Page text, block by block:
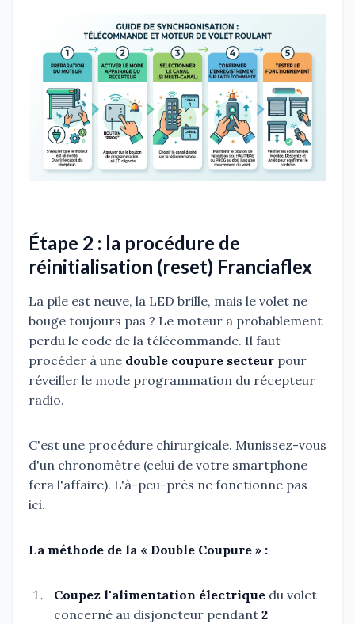
Étape 2 : la procédure de
réinitialisation (reset) Franciaflex
La pile est neuve, la LED brille, mais le volet ne
bouge toujours pas ? Le moteur a probablement
perdu le code de la télécommande. Il faut
procéder à une double coupure secteur pour
réveiller le mode programmation du récepteur
radio.
C'est une procédure chirurgicale. Munissez-vous
d'un chronomètre (celui de votre smartphone
fera l'affaire). L'à-peu-près ne fonctionne pas
ici.
La méthode de la « Double Coupure » :
Coupez l'alimentation électrique du volet
concerné au disjoncteur pendant 2